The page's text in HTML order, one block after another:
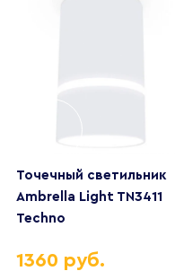
Точечный светильник
Ambrella Light TN3411
Techno
1360 руб.